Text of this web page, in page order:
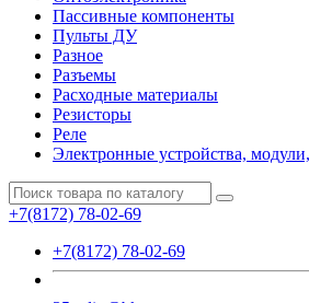
Пассивные компоненты
Пульты ДУ
Разное
Разъемы
Расходные материалы
Резисторы
Реле
Электронные устройства,
+7(8172) 78-02-69
+7(8172) 78-02-69